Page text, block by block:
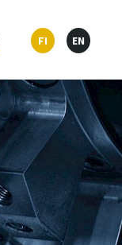
FI EN